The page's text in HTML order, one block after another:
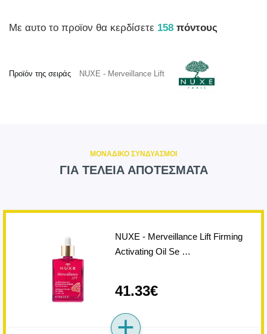
Mε αυτο το προϊον θα κερδίσετε 158 πόντους
Προϊόν της σειράς NUXE - Merveillance Lift
ΜΟΝΑΔΙΚΟ ΣΥΝΔΥΑΣΜΟΙ
ΓΙΑ ΤΕΛΕΙΑ ΑΠΟΤΕΣΜΑΤΑ
NUXE - Merveillance Lift Firming
Activating Oil Se …
41.33€